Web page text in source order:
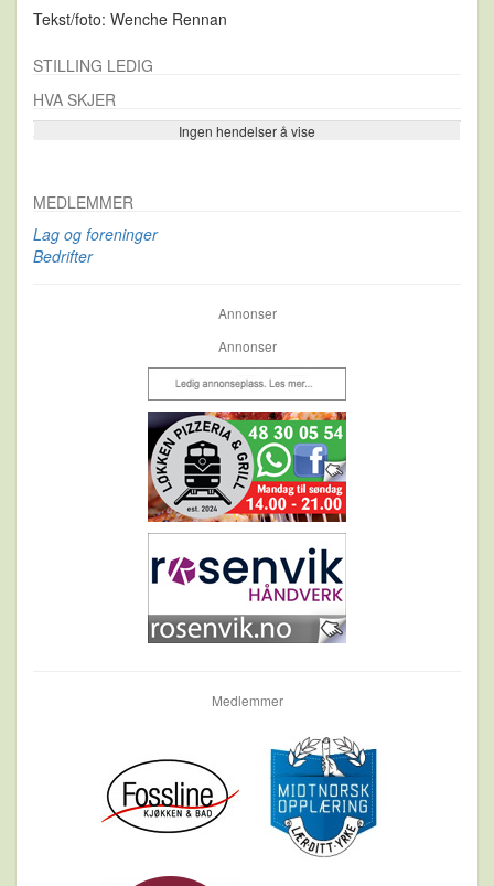
Tekst/foto: Wenche Rennan
STILLING LEDIG
HVA SKJER
Ingen hendelser å vise
Se flere…
MEDLEMMER
Lag og foreninger
Bedrifter
Annonser
Annonser
Medlemmer